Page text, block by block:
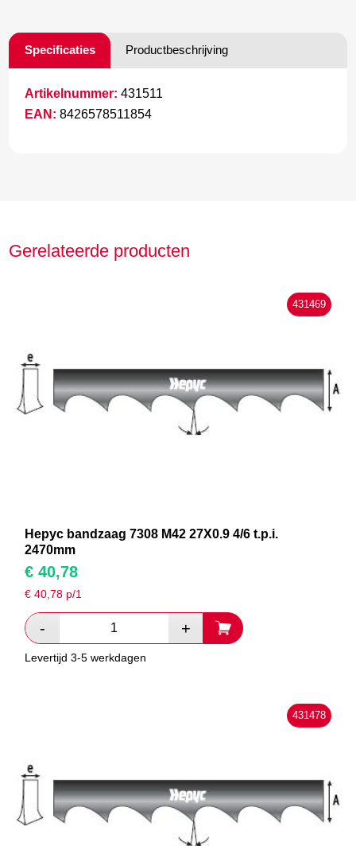
Specificaties Productbeschrijving
Artikelnummer: 431511
EAN: 8426578511854
Gerelateerde producten
431469
Hepyc bandzaag 7308 M42 27X0.9 4/6 t.p.i.
2470mm
€ 40,78
€40,78 p/1
Levertijd 3-5 werkdagen
431478